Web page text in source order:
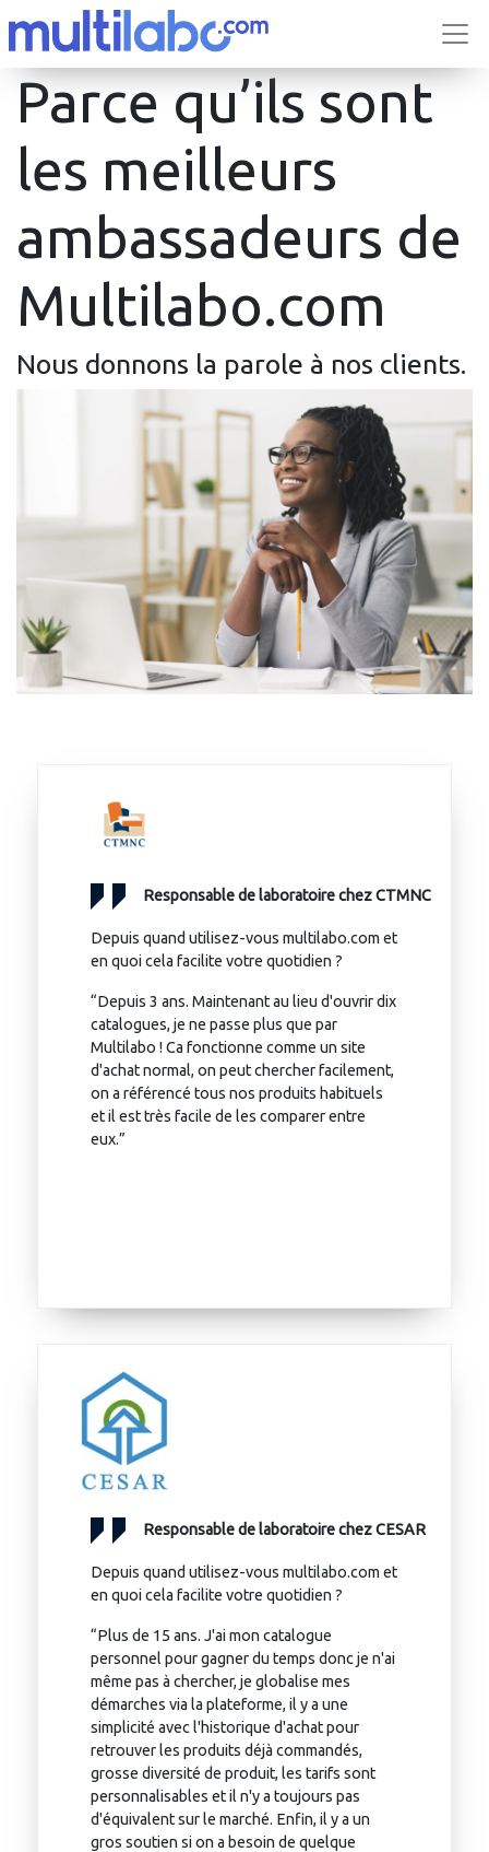
Parce qu’ils sont
les meilleurs
ambassadeurs de
Multilabo.com
Nous donnons la parole à nos clients.
Responsable de laboratoire chez CTMNC
Depuis quand utilisez-vous multilabo.com et
en quoi cela facilite votre quotidien ?
“Depuis 3 ans. Maintenant au lieu d'ouvrir dix
catalogues, je ne passe plus que par
Multilabo ! Ca fonctionne comme un site
d'achat normal, on peut chercher facilement,
on a référencé tous nos produits habituels
et il est très facile de les comparer entre
eux.”
Responsable de laboratoire chez CESAR
Depuis quand utilisez-vous multilabo.com et
en quoi cela facilite votre quotidien ?
“Plus de 15 ans. J'ai mon catalogue
personnel pour gagner du temps donc je n'ai
même pas à chercher, je globalise mes
démarches via la plateforme, il y a une
simplicité avec l'historique d'achat pour
retrouver les produits déjà commandés,
grosse diversité de produit, les tarifs sont
personnalisables et il n'y a toujours pas
d'équivalent sur le marché. Enfin, il y a un
gros soutien si on a besoin de quelque